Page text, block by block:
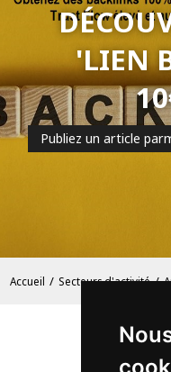
'LIEN
Publiez un article
Accueil / Secteurs d'activité /